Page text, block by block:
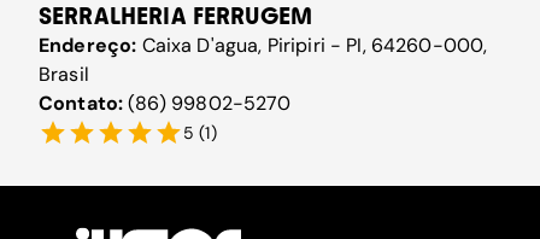
SERRALHERIA FERRUGEM
Endereço: Caixa D'agua, Piripiri - PI, 64260-000,
Brasil
Contato:(86) 99802-5270
5 (1)